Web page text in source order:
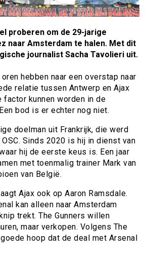
proberen om de 29-jarige
naar Amsterdam te halen. Met dit
journalist Sacha Tavolieri uit.
hebben naar een overstap naar
relatie tussen Antwerp en Ajax
factor kunnen worden in de
bod is er echter nog niet.
doelman uit Frankrijk, die werd
Sinds 2020 is hij in dienst van
hij de eerste keus is. Een jaar
met toenmalig trainer Mark van
van België.
Ajax ook op Aaron Ramsdale.
kan alleen naar Amsterdam
trekt. The Gunners willen
maar verkopen. Volgens The
hoop dat de deal met Arsenal